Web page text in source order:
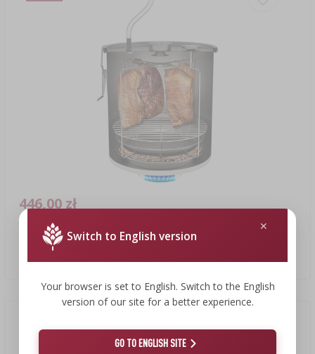
Wędzarnia domowa 5 kg
446,00 zł
446,00 PLN/szt.
Switch to English version
Your browser is set to English. Switch to the English
version of our site for a better experience.
GO TO ENGLISH SITE